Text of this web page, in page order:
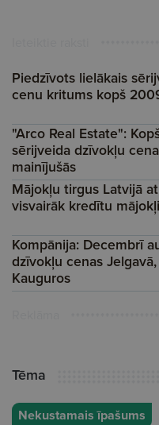
Piedzīvots lielākais
cenu kritums kopš
"Arco Real Estate":
sērijveida dzīvokļu
mainījušās
Mājokļu tirgus Latvijā
visvairāk kredītu
Kompānija: Decembrī
dzīvokļu cenas
Kauguros
Tēma
Nekustamais īpašums